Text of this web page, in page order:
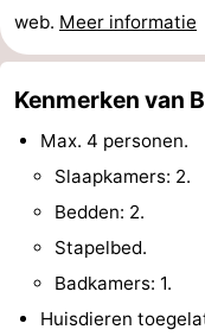
Paardrijden
-
en
drinken
Evenementen
Praktisch
Forum
web. Meer informatie
Kenmerken van
Max. 4 personen.
Slaapkamers: 2.
Bedden: 2.
Stapelbed.
Badkamers: 1.
Huisdieren